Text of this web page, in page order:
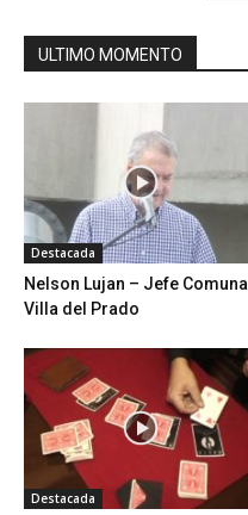
ULTIMO MOMENTO
Destacada
Nelson Lujan – Jefe Comunal
Villa del Prado
Destacada